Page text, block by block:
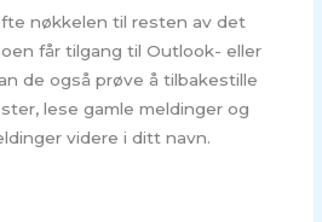
nøkkelen til resten av det
får tilgang til Outlook- eller
de også prøve å tilbakestille
lese gamle meldinger og
videre i ditt navn.